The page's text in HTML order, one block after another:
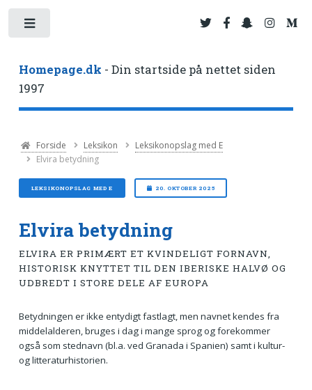
Homepage.dk - Din startside på nettet siden
1997
Forside Leksikon
Leksikonopslag med E
Elvira betydning
LEKSIKONOPSLAG MED E 20. OKTOBER 2025
Elvira betydning
ELVIRA ER PRIMÆRT ET KVINDELIGT FORNAVN,
HISTORISK KNYTTET TIL DEN IBERISKE HALVØ OG
UDBREDT I STORE DELE AF EUROPA
Betydningen er ikke entydigt fastlagt, men navnet kendes fra
middelalderen, bruges i dag i mange sprog og forekommer
også som stednavn (bl.a. ved Granada i Spanien) samt i kultur-
og litteraturhistorien.